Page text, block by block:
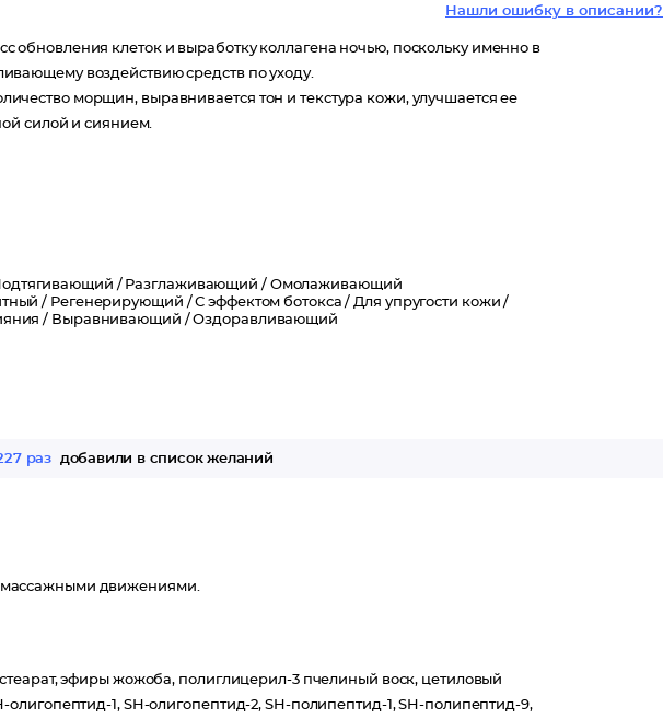
Нашли ошибку в описании?
обновления клеток и выработку коллагена ночью, поскольку именно в
воздействию средств по уходу.
морщин, выравнивается тон и текстура кожи, улучшается ее
силой и сиянием.
/ Разглаживающий / Омолаживающий
/ Регенерирующий /С эффектом ботокса /Для упругости кожи /
/ Выравнивающий /Оздоравливающий
раз добавили в список желаний
массажными движениями.
эфиры жожоба, полиглицерил-3 пчелиный воск, цетиловый
1, SH-олигопептид-2, SH-полипептид-1, SH-полипептид-9,